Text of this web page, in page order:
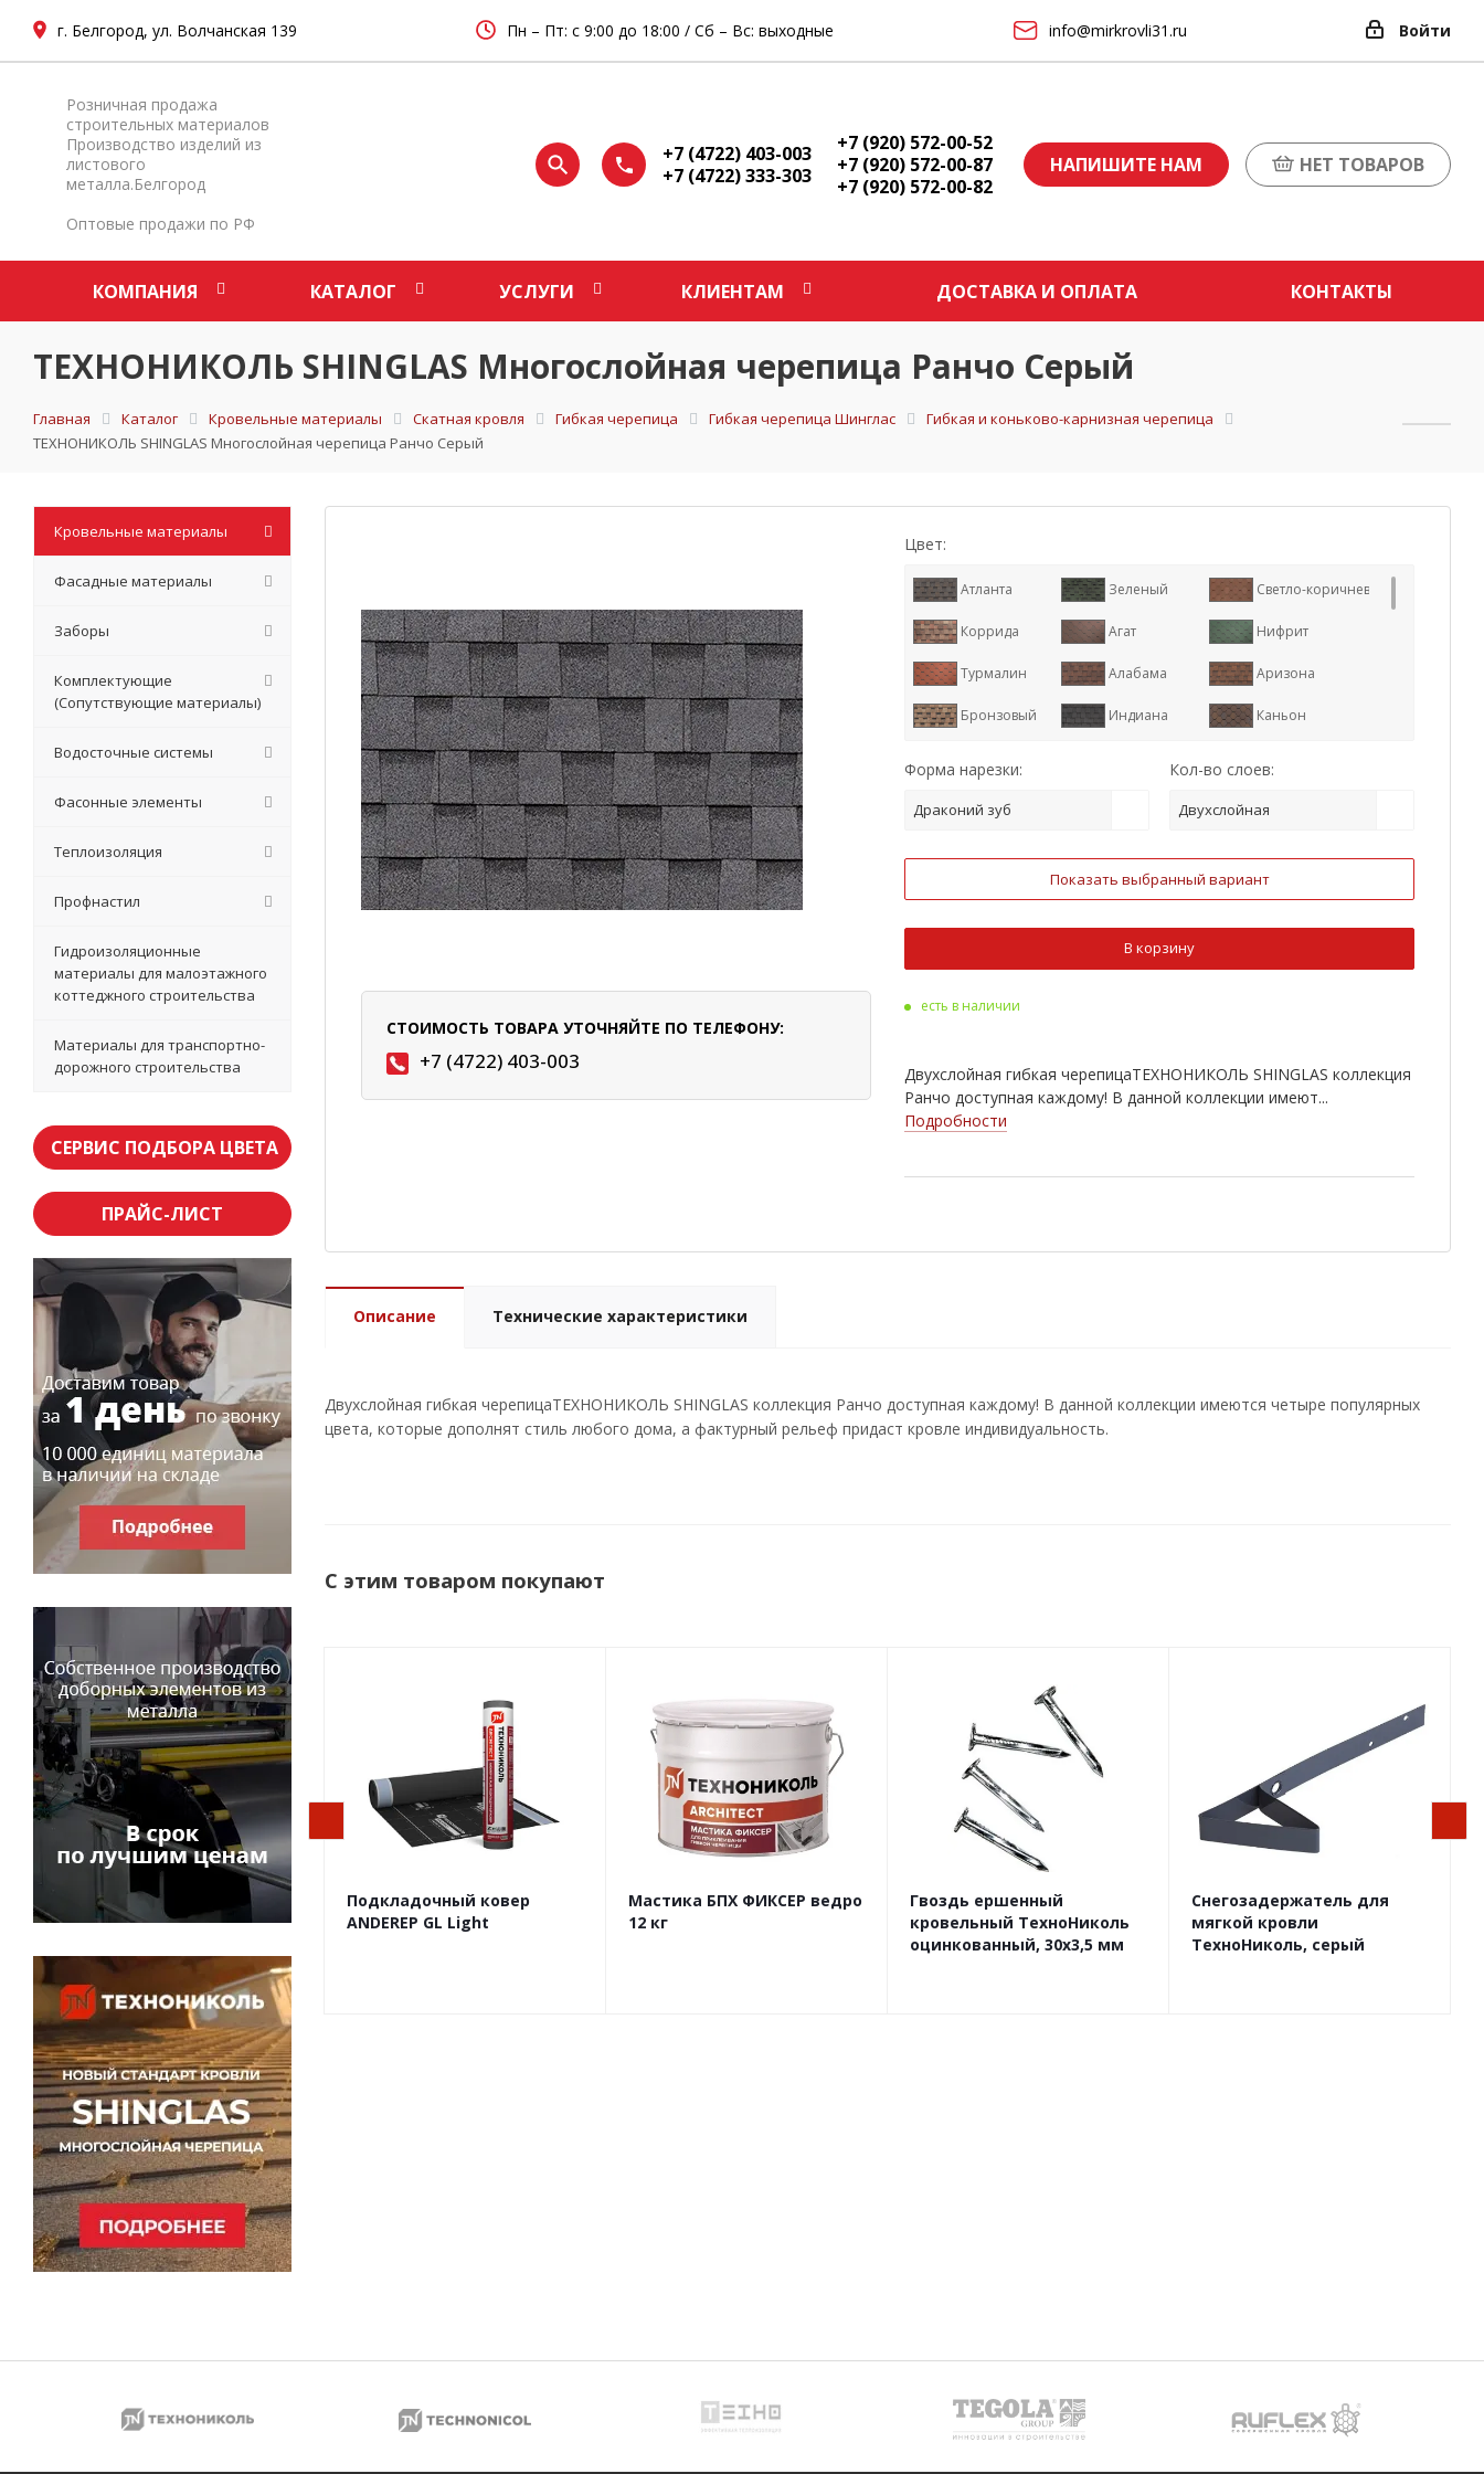
г. Белгород, ул. Волчанская 139 Пн – Пт: с 9:00 до 18:00 / Сб – Вс: выходные info@mirkrovli31.ru Войти
Розничная продажа
строительных материалов
Производство изделий из
листового
металла.Белгород
Оптовые продажи по РФ
+7 (4722) 403-003
+7 (4722) 333-303
+7 (920) 572-00-52
+7 (920) 572-00-87
+7 (920) 572-00-82
НАПИШИТЕ НАМ НЕТ ТОВАРОВ
КОМПАНИЯ КАТАЛОГ УСЛУГИ КЛИЕНТАМ ДОСТАВКА И ОПЛАТА КОНТАКТЫ
ТЕХНОНИКОЛЬ SHINGLAS Многослойная черепица Ранчо Серый
Главная Каталог Кровельные материалы Скатная кровля Гибкая черепица Гибкая черепица Шинглас
Гибкая и коньково-карнизная черепица
ТЕХНОНИКОЛЬ SHINGLAS Многослойная черепица Ранчо Серый
СТОИМОСТЬ ТОВАРА УТОЧНЯЙТЕ ПО ТЕЛЕФОНУ:
+7 (4722) 403-003
Цвет:
Атланта Зеленый Светло-коричневый
Коррида Агат Нифрит
Турмалин Алабама Аризона
Бронзовый Индиана Каньон
Мичиган
Дюна Арахис
Мускат Кленовый Тополь
Огайо Онтарио Юта
Клондайк
Америка Африка Европа
Аликанте
Кастилья Севилья Тоскана
Панговый Хвойный
Форма нарезки:
Драконий зуб
Кол-во слоев:
Двухслойная
Показать выбранный вариант
В корзину
есть в наличии
Двухслойная гибкая черепицаТЕХНОНИКОЛЬ SHINGLAS коллекция
Ранчо доступная каждому! В данной коллекции имеют...
Подробности
Описание Технические характеристики
Двухслойная гибкая черепицаТЕХНОНИКОЛЬ SHINGLAS коллекция Ранчо доступная каждому! В данной коллекции имеются четыре популярных
цвета, которые дополнят стиль любого дома, а фактурный рельеф придаст кровле индивидуальность.
С этим товаром покупают
Подкладочный ковер
ANDEREP GL Light
Мастика БПХ ФИКСЕР ведро
12 кг
Гвоздь ершенный
кровельный ТехноНиколь
оцинкованный, 30х3,5 мм
Снегозадержатель для
мягкой кровли
ТехноНиколь, серый
Кровельные материалы
Фасадные материалы
Заборы
Комплектующие
(Сопутствующие материалы)
Водосточные системы
Фасонные элементы
Теплоизоляция
Профнастил
Гидроизоляционные
материалы для малоэтажного
коттеджного строительства
Материалы для транспортно-
дорожного строительства
СЕРВИС ПОДБОРА ЦВЕТА
ПРАЙС-ЛИСТ